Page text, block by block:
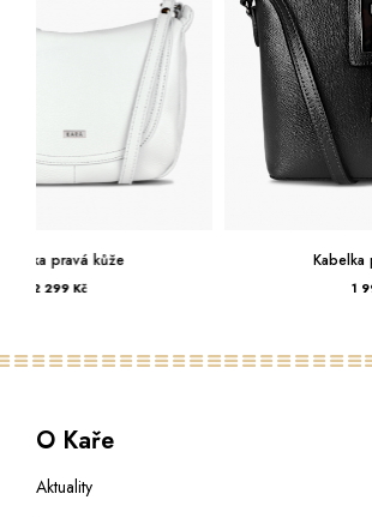
O Kaře
Aktuality